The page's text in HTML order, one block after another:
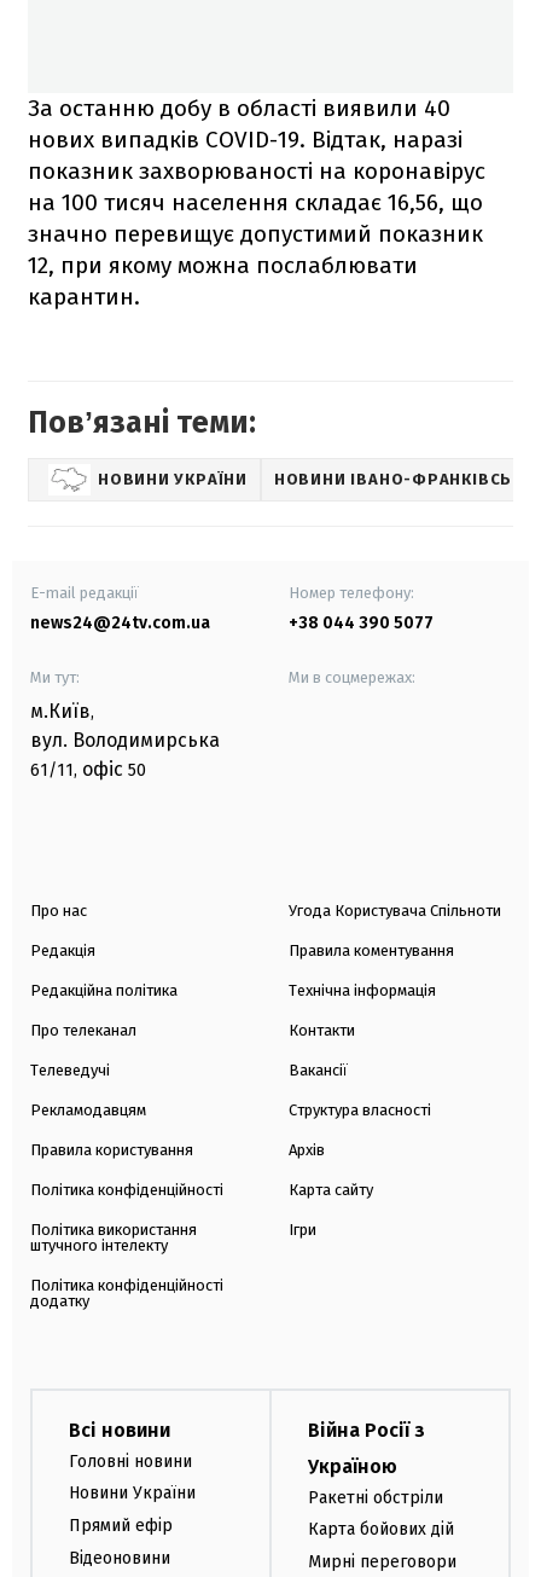
За останню добу в області виявили 40
нових випадків COVID-19. Відтак, наразі
показник захворюваності на коронавірус
на 100 тисяч населення складає 16,56, що
значно перевищує допустимий показник
12, при якому можна послаблювати
карантин.
Повʼязані теми:
НОВИНИ УКРАЇНИ НОВИНИ ІВАНО-ФРАНКІВСЬКА
E-mail редакції
news24@24tv.com.ua
Номер телефону:
+38 044 390 5077
Ми тут:
м.Київ,
вул. Володимирська
61/11, офіс 50
Ми в соцмережах:
Про нас
Редакція
Редакційна політика
Про телеканал
Телеведучі
Рекламодавцям
Правила користування
Політика конфіденційності
Політика використання
штучного інтелекту
Політика конфіденційності
додатку
Угода Користувача Спільноти
Правила коментування
Технічна інформація
Контакти
Вакансії
Структура власності
Архів
Карта сайту
Ігри
Всі новини
Головні новини
Новини України
Прямий ефір
Відеоновини
Війна Росії з
Україною
Ракетні обстріли
Карта бойових дій
Мирні переговори